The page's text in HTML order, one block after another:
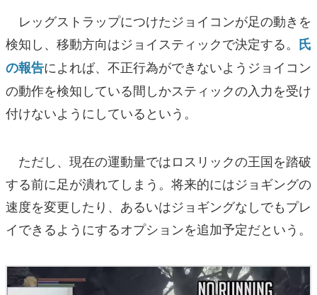
レッグストラップにつけたジョイコンが足の動きを
検知し、移動方向はジョイスティックで決定する。 氏
の報告によれば、不正行為ができないようジョイコン
の動作を検知している間しかスティックの入力を受け
付けないようにしているという。
ただし、現在の運動量ではロスリックの王国を踏破
する前に足が潰れてしまう。将来的にはジョギングの
速度を変更したり、あるいはジョギングなしでもプレ
イできるようにするオプションを追加予定だという。